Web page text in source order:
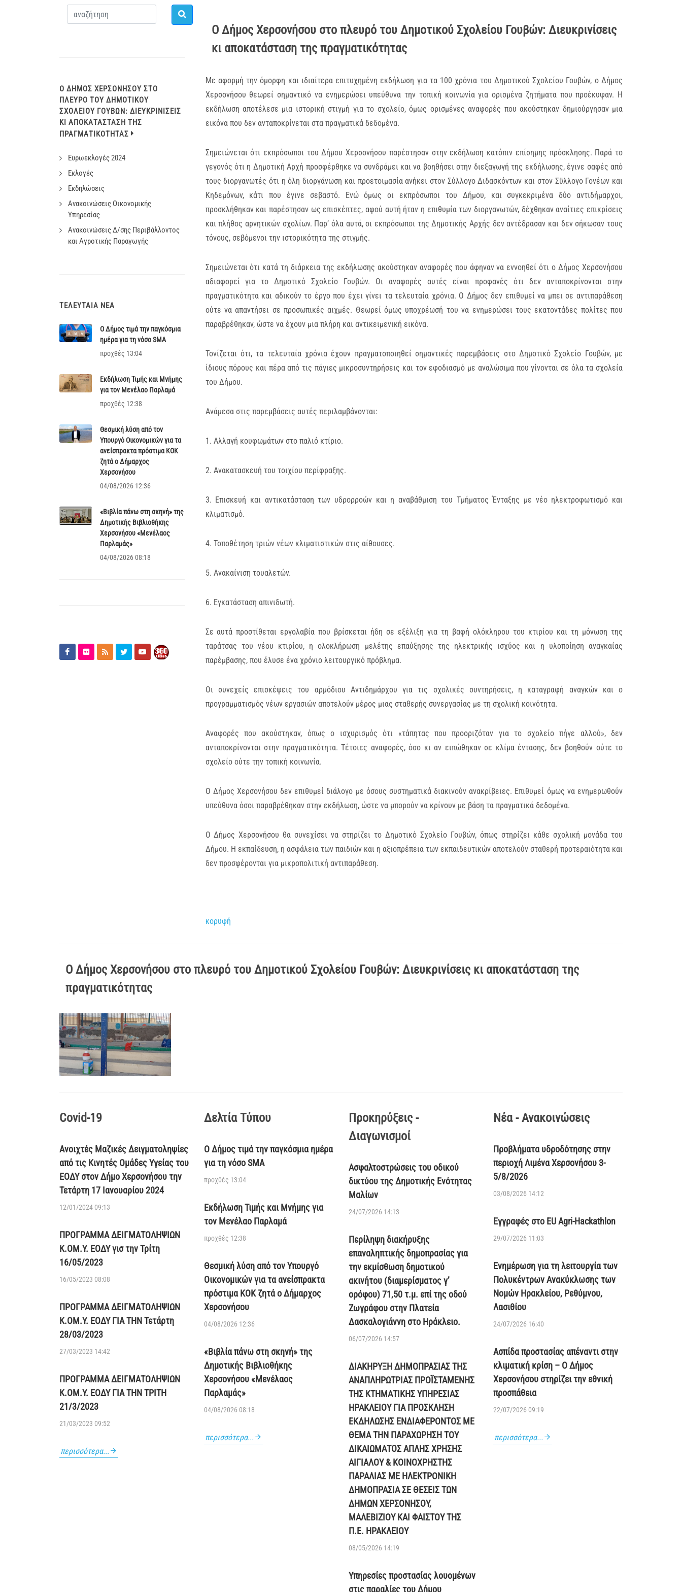
Ο Δήμος Χερσονήσου στο πλευρό του Δημοτικού Σχολείου Γουβών: Διευκρινίσεις
κι αποκατάσταση της πραγματικότητας
Με αφορμή την όμορφη και ιδιαίτερα επιτυχημένη εκδήλωση για τα 100 χρόνια του Δημοτικού Σχολείου Γουβών, ο Δήμος
Χερσονήσου θεωρεί σημαντικό να ενημερώσει υπεύθυνα την τοπική κοινωνία για ορισμένα ζητήματα που προέκυψαν. Η
εκδήλωση αποτέλεσε μια ιστορική στιγμή για το σχολείο, όμως ορισμένες αναφορές που ακούστηκαν δημιούργησαν μια
εικόνα που δεν ανταποκρίνεται στα πραγματικά δεδομένα.
Σημειώνεται ότι εκπρόσωποι του Δήμου Χερσονήσου παρέστησαν στην εκδήλωση κατόπιν επίσημης πρόσκλησης. Παρά το
γεγονός ότι η Δημοτική Αρχή προσφέρθηκε να συνδράμει και να βοηθήσει στην διεξαγωγή της εκδήλωσης, έγινε σαφές από
τους διοργανωτές ότι η όλη διοργάνωση και προετοιμασία ανήκει στον ΣύλλογοΔιδασκόντων και στον Σϋλλογο Γονέων και
Κηδεμόνων, κάτι που έγινε σεβαστό. Ενώ όμως οι εκπρόσωποι του Δήμου, και συγκεκριμένα δύο αντιδήμαρχοι,
προσκλήθηκαν και παρέστησαν ως επισκέπτες, αφού αυτή ήταν η επιθυμία των διοργανωτών, δέχθηκαν αναίτιες επικρίσεις
και πλήθος αρνητικών σχολίων. Παρ’ όλα αυτά, οι εκπρόσωποι της Δημοτικής Αρχής δεν αντέδρασαν και δεν σήκωσαν τους
τόνους, σεβόμενοι την ιστορικότητα της στιγμής.
Σημειώνεται ότι κατά τη διάρκεια της εκδήλωσης ακούστηκαν αναφορές που άφηναν να εννοηθεί ότι ο Δήμος Χερσονήσου
αδιαφορεί για το Δημοτικό Σχολείο Γουβών. Οι αναφορές αυτές είναι προφανές ότι δεν ανταποκρίνονται στην
πραγματικότητα και αδικούν το έργο που έχει γίνει τα τελευταία χρόνια. Ο Δήμος δεν επιθυμεί να μπει σε αντιπαράθεση
ούτε να απαντήσει σε προσωπικές αιχμές. Θεωρεί όμως υποχρέωσή του να ενημερώσει τους εκατοντάδες πολίτες που
παραβρέθηκαν, ώστε να έχουν μια πλήρη και αντικειμενική εικόνα.
Τονίζεται ότι, τα τελευταία χρόνια έχουν πραγματοποιηθεί σημαντικές παρεμβάσεις στο Δημοτικό Σχολείο Γουβών, με
ίδιους πόρους και πέρα από τις πάγιες μικροσυντηρήσεις και τον εφοδιασμό με αναλώσιμα που γίνονται σε όλα τα σχολεία
του Δήμου.
Ανάμεσα στις παρεμβάσεις αυτές περιλαμβάνονται:
1. Αλλαγή κουφωμάτων στο παλιό κτίριο.
2. Ανακατασκευή του τοιχίου περίφραξης.
3. Επισκευή και αντικατάσταση των υδρορροών και η αναβάθμιση του Τμήματος Ένταξης με νέο ηλεκτροφωτισμό και
κλιματισμό.
4. Τοποθέτηση τριών νέων κλιματιστικών στις αίθουσες.
5. Ανακαίνιση τουαλετών.
6. Εγκατάσταση απινιδωτή.
Σε αυτά προστίθεται εργολαβία που βρίσκεται ήδη σε εξέλιξη για τη βαφή ολόκληρου του κτιρίου και τη μόνωση της
ταράτσας του νέου κτιρίου, η ολοκλήρωση μελέτης επαύξησης της ηλεκτρικής ισχύος και η υλοποίηση αναγκαίας
παρέμβασης, που έλυσε ένα χρόνιο λειτουργικό πρόβλημα.
Οι συνεχείς επισκέψεις του αρμόδιου Αντιδημάρχου για τις σχολικές συντηρήσεις, η καταγραφή αναγκών και ο
προγραμματισμός νέων εργασιών αποτελούν μέρος μιας σταθερής συνεργασίας με τη σχολική κοινότητα.
Αναφορές που ακούστηκαν, όπως ο ισχυρισμός ότι «τάπητας που προοριζόταν για το σχολείο πήγε αλλού», δεν
ανταποκρίνονται στην πραγματικότητα. Τέτοιες αναφορές, όσο κι αν ειπώθηκαν σε κλίμα έντασης, δεν βοηθούν ούτε το
σχολείο ούτε την τοπική κοινωνία.
Ο Δήμος Χερσονήσου δεν επιθυμεί διάλογο με όσους συστηματικά διακινούν ανακρίβειες. Επιθυμεί όμως να ενημερωθούν
υπεύθυνα όσοι παραβρέθηκαν στην εκδήλωση, ώστε να μπορούν να κρίνουν με βάση τα πραγματικά δεδομένα.
Ο Δήμος Χερσονήσου θα συνεχίσει να στηρίζει το Δημοτικό Σχολείο Γουβών, όπως στηρίζει κάθε σχολική μονάδα του
Δήμου. Η εκπαίδευση, η ασφάλεια των παιδιών και η αξιοπρέπεια των εκπαιδευτικών αποτελούν σταθερή προτεραιότητα και
δεν προσφέρονται για μικροπολιτική αντιπαράθεση.
κορυφή
Ο ΔΉΜΟΣ ΧΕΡΣΟΝΉΣΟΥ ΣΤΟ
ΠΛΕΥΡΌ ΤΟΥ ΔΗΜΟΤΙΚΟΎ
ΣΧΟΛΕΊΟΥ ΓΟΥΒΏΝ: ΔΙΕΥΚΡΙΝΊΣΕΙΣ
ΚΙ ΑΠΟΚΑΤΆΣΤΑΣΗ ΤΗΣ
ΠΡΑΓΜΑΤΙΚΌΤΗΤΑΣ
Ευρωεκλογές 2024
Εκλογές
Εκδηλώσεις
Ανακοινώσεις Οικονομικής
Υπηρεσίας
Ανακοινώσεις Δ/σης Περιβάλλοντος
και Αγροτικής Παραγωγής
ΤΕΛΕΥΤΑΊΑ ΝΈΑ
Ο Δήμος τιμά την παγκόσμια
ημέρα για τη νόσο SMA
προχθές 13:04
Εκδήλωση Τιμής και Μνήμης
για τον Μενέλαο Παρλαμά
προχθές 12:38
Θεσμική λύση από τον
Υπουργό Οικονομικών για τα
ανείσπρακτα πρόστιμα ΚΟΚ
ζητά ο Δήμαρχος
Χερσονήσου
04/08/2026 12:36
«Βιβλία πάνω στη σκηνή» της
Δημοτικής Βιβλιοθήκης
Χερσονήσου «Μενέλαος
Παρλαμάς»
04/08/2026 08:18
Ο Δήμος Χερσονήσου στο πλευρό του Δημοτικού Σχολείου Γουβών: Διευκρινίσεις κι αποκατάσταση της
πραγματικότητας
Covid-19
Ανοιχτές Μαζικές Δειγματοληψίες
από τις Κινητές Ομάδες Υγείας του
ΕΟΔΥ στον Δήμο Χερσονήσου την
Τετάρτη 17 Ιανουαρίου 2024
12/01/2024 09:13
ΠΡΟΓΡΑΜΜΑ ΔΕΙΓΜΑΤΟΛΗΨΙΩΝ
Κ.ΟΜ.Υ. ΕΟΔΥ γισ την Τρίτη
16/05/2023
16/05/2023 08:08
ΠΡΟΓΡΑΜΜΑ ΔΕΙΓΜΑΤΟΛΗΨΙΩΝ
Κ.ΟΜ.Υ. ΕΟΔΥ ΓΙΑ ΤΗΝ Τετάρτη
28/03/2023
27/03/2023 14:42
ΠΡΟΓΡΑΜΜΑ ΔΕΙΓΜΑΤΟΛΗΨΙΩΝ
Κ.ΟΜ.Υ. ΕΟΔΥ ΓΙΑ ΤΗΝ ΤΡΙΤΗ
21/3/2023
21/03/2023 09:52
περισσότερα...
Δελτία Τύπου
Ο Δήμος τιμά την παγκόσμια ημέρα
για τη νόσο SMA
προχθές 13:04
Εκδήλωση Τιμής και Μνήμης για
τον Μενέλαο Παρλαμά
προχθές 12:38
Θεσμική λύση από τον Υπουργό
Οικονομικών για τα ανείσπρακτα
πρόστιμα ΚΟΚ ζητά ο Δήμαρχος
Χερσονήσου
04/08/2026 12:36
«Βιβλία πάνω στη σκηνή» της
Δημοτικής Βιβλιοθήκης
Χερσονήσου «Μενέλαος
Παρλαμάς»
04/08/2026 08:18
περισσότερα...
Προκηρύξεις -
Διαγωνισμοί
Ασφαλτοστρώσεις του οδικού
δικτύου της Δημοτικής Ενότητας
Μαλίων
24/07/2026 14:13
Περίληψη διακήρυξης
επαναληπτικής δημοπρασίας για
την εκμίσθωση δημοτικού
ακινήτου (διαμερίσματος γ’
ορόφου) 71,50 τ.μ. επί της οδού
Ζωγράφου στην Πλατεία
Δασκαλογιάννη στο Ηράκλειο.
06/07/2026 14:57
ΔΙΑΚΗΡΥΞΗ ΔΗΜΟΠΡΑΣΙΑΣ ΤΗΣ
ΑΝΑΠΛΗΡΩΤΡΙΑΣ ΠΡΟΪΣΤΑΜΕΝΗΣ
ΤΗΣ ΚΤΗΜΑΤΙΚΗΣ ΥΠΗΡΕΣΙΑΣ
ΗΡΑΚΛΕΙΟΥ ΓΙΑ ΠΡΟΣΚΛΗΣΗ
ΕΚΔΗΛΩΣΗΣ ΕΝΔΙΑΦΕΡΟΝΤΟΣ ΜΕ
ΘΕΜΑ ΤΗΝ ΠΑΡΑΧΩΡΗΣΗ ΤΟΥ
ΔΙΚΑΙΩΜΑΤΟΣ ΑΠΛΗΣ ΧΡΗΣΗΣ
ΑΙΓΙΑΛΟΥ & ΚΟΙΝΟΧΡΗΣΤΗΣ
ΠΑΡΑΛΙΑΣ ΜΕ ΗΛΕΚΤΡΟΝΙΚΗ
ΔΗΜΟΠΡΑΣΙΑ ΣΕ ΘΕΣΕΙΣ ΤΩΝ
ΔΗΜΩΝ ΧΕΡΣΟΝΗΣΟΥ,
ΜΑΛΕΒΙΖΙΟΥ ΚΑΙ ΦΑΙΣΤΟΥ ΤΗΣ
Π.Ε. ΗΡΑΚΛΕΙΟΥ
08/05/2026 14:19
Υπηρεσίες προστασίας λουομένων
στις παραλίες του Δήμου
Νέα - Ανακοινώσεις
Προβλήματα υδροδότησης στην
περιοχή Λιμένα Χερσονήσου 3-
5/8/2026
03/08/2026 14:12
Εγγραφές στο EU Agri-Hackathlon
29/07/2026 11:03
Ενημέρωση για τη λειτουργία των
Πολυκέντρων Ανακύκλωσης των
Νομών Ηρακλείου, Ρεθύμνου,
Λασιθίου
24/07/2026 16:40
Ασπίδα προστασίας απέναντι στην
κλιματική κρίση – Ο Δήμος
Χερσονήσου στηρίζει την εθνική
προσπάθεια
22/07/2026 09:19
περισσότερα...